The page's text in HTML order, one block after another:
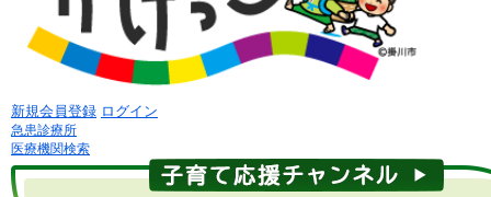
新規会員登録 ログイン
急患診療所
医療機関検索